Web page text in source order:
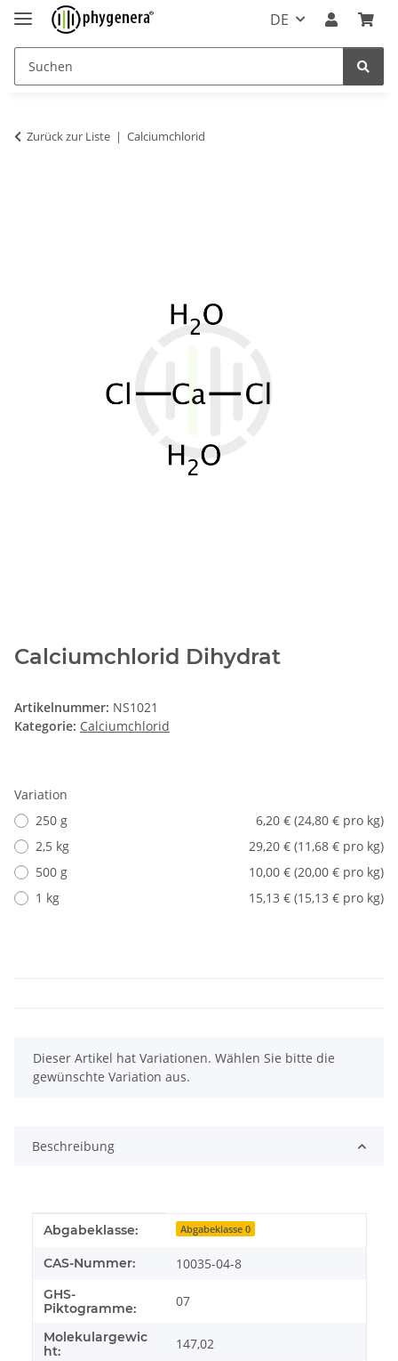
DE
Zurück zur Liste Calciumchlorid
Calciumchlorid Dihydrat
Artikelnummer: NS1021
Kategorie: Calciumchlorid
Variation
250 g
6,20 € (24,80 € pro kg)
2,5 kg
29,20 € (11,68 € pro kg)
500 g
10,00 € (20,00 € pro kg)
1 kg
15,13 € (15,13 € pro kg)
x
Dieser Artikel hat Variationen. Wählen Sie bitte die
gewünschte Variation aus.
Beschreibung
Produkteigenschaft
Wert
Abgabeklasse: Abgabeklasse 0
CAS-Nummer: 10035-04-8
GHS-
Piktogramme:
07
Molekulargewic
ht:
147,02